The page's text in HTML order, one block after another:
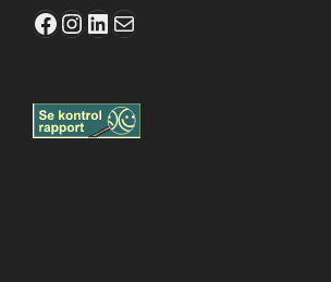
Facebook
Instagram
LinkedIn
Mail